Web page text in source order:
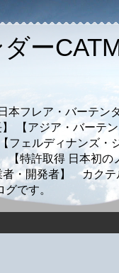
ー
本フレア・バーテン
【アジア・バーテ
フェルディナンズ・
【特許取得 日本初の
者・開発者】 カクテ
です。